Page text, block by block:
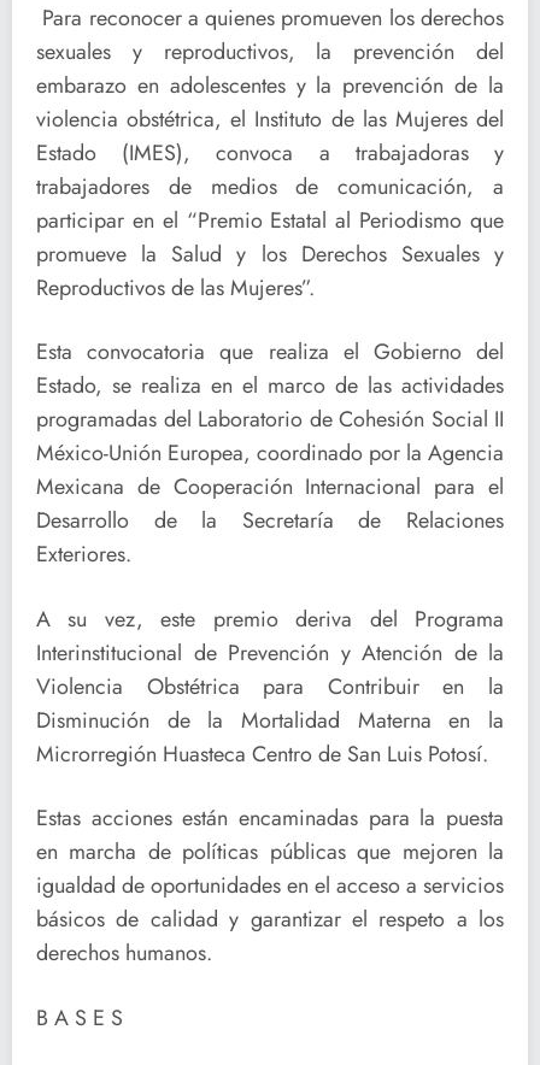
Para reconocer a quienes promueven los derechos
sexuales y reproductivos, la prevención del
embarazo en adolescentes y la prevención de la
violencia obstétrica, el Instituto de las Mujeres del
Estado (IMES), convoca a trabajadoras y
trabajadores de medios de comunicación, a
participar en el “Premio Estatal al Periodismo que
promueve la Salud y los Derechos Sexuales y
Reproductivos de las Mujeres”.
Esta convocatoria que realiza el Gobierno del
Estado, se realiza en el marco de las actividades
programadas del Laboratorio de Cohesión Social II
México-Unión Europea, coordinado por la Agencia
Mexicana de Cooperación Internacional para el
Desarrollo de la Secretaría de Relaciones
Exteriores.
A su vez, este premio deriva del Programa
Interinstitucional de Prevención y Atención de la
Violencia Obstétrica para Contribuir en la
Disminución de la Mortalidad Materna en la
Microrregión Huasteca Centro de San Luis Potosí.
Estas acciones están encaminadas para la puesta
en marcha de políticas públicas que mejoren la
igualdad de oportunidades en el acceso a servicios
básicos de calidad y garantizar el respeto a los
derechos humanos.
B A S E S